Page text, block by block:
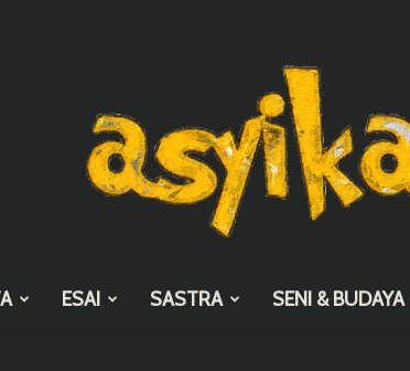
ESAI SASTRA SENI & BUDAYA